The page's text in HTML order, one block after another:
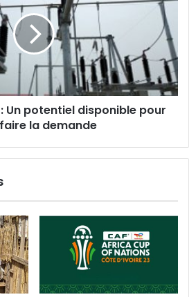
Un potentiel disponible pour
la demande